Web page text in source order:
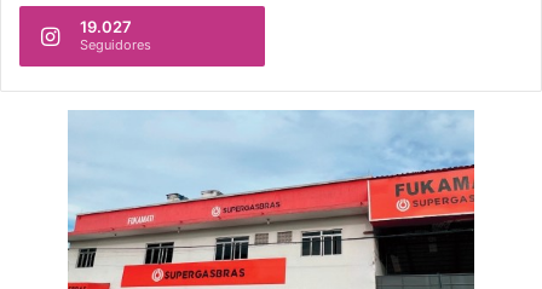
19.027
Seguidores